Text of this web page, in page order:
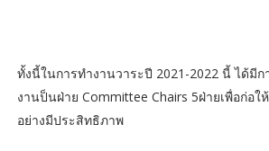
ทั้งนี้ในการทำงานวาระปี 2021-2022 นี้ ได้มี
งานป็นฝ่าย Committee Chairs 5ฝ่ายเพื่อก่อใ
อย่างมีประสิทธิภาพ